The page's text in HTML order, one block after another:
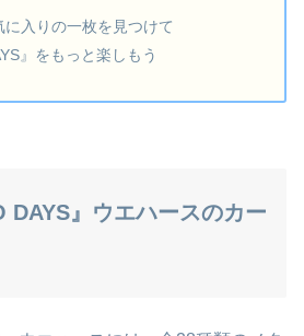
に入りの一枚を見つけて
』をもっと楽しもう
DAYS』ウエハースのカー